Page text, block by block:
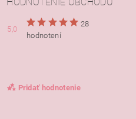
5,0
28
hodnotení
Pridať hodnotenie